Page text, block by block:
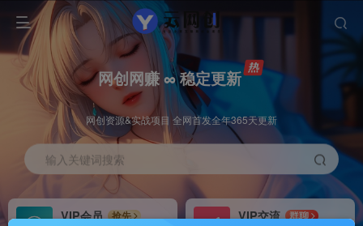
网创网赚 ∞ 稳定更新
网创资源&实战项目 全网首发全年365天更新
输入关键词搜索
VIP会员
抢先
VIP交流
群聊